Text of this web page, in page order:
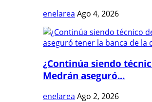
enelarea Ago 4, 2026
¿Continúa siendo
Medrán aseguró...
enelarea Ago 2, 2026